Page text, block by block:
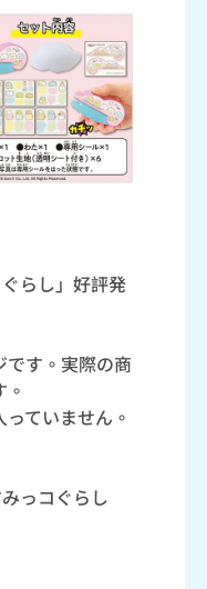
らし」好評発
す。実際の商
ていません。
っコぐらし